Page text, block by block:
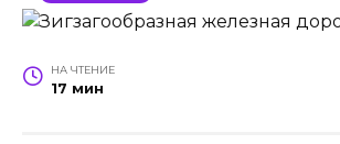
НА ЧТЕНИЕ
17 мин